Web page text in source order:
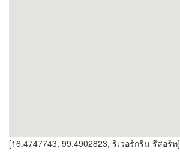
[16.4747743, 99.4902823, ริเวอร์กรีน รีสอร์ท]